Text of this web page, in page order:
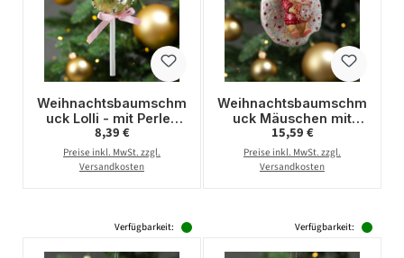
Weihnachtsbaumschm
uck Lolli - mit Perlen
verziert - Glas -
Christbaumschmuck -
H: 16cm - gold
Regulärer Preis:
8,39 €
Preise inkl. MwSt. zzgl.
Versandkosten
Weihnachtsbaumschm
uck Mäuschen mit
Donut -
Christbaumschmuck -
Glas - H: 10cm
Regulärer Preis:
15,59 €
Preise inkl. MwSt. zzgl.
Versandkosten
Verfügbarkeit: Verfügbarkeit: